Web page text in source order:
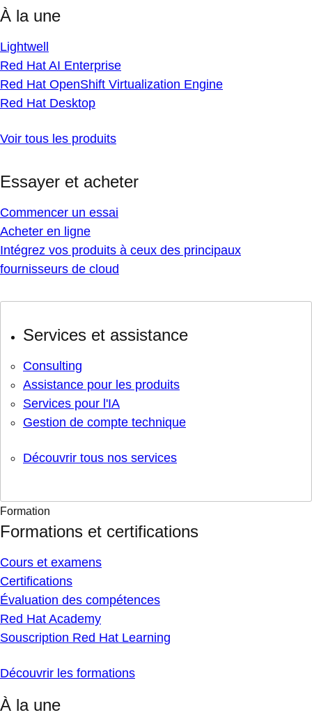
À la une
Lightwell
Red Hat AI Enterprise
Red Hat OpenShift Virtualization Engine
Red Hat Desktop
Voir tous les produits
Essayer et acheter
Commencer un essai
Acheter en ligne
Intégrez vos produits à ceux des principaux
fournisseurs de cloud
Services et assistance
Consulting
Assistance pour les produits
Services pour l'IA
Gestion de compte technique
Découvrir tous nos services
Formation
Formations et certifications
Cours et examens
Certifications
Évaluation des compétences
Red Hat Academy
Souscription Red Hat Learning
Découvrir les formations
À la une